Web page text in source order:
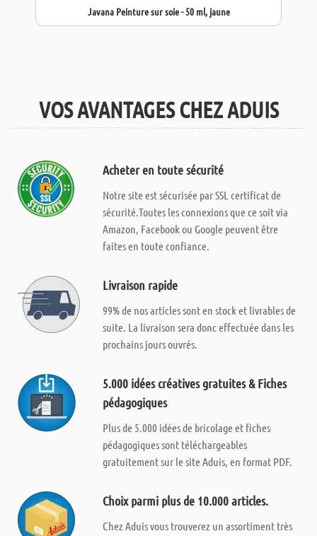
Javana Peinture sur soie - 50 ml, jaune
VOS AVANTAGES CHEZ ADUIS
Acheter en toute sécurité
Notre site est sécurisée par SSL certificat de
sécurité.Toutes les connexions que ce soit via
Amazon, Facebook ou Google peuvent être
faites en toute confiance.
Livraison rapide
99% de nos articles sont en stock et livrables de
suite. La livraison sera donc effectuée dans les
prochains jours ouvrés.
5.000 idées créatives gratuites & Fiches
pédagogiques
Plus de 5.000 idées de bricolage et fiches
pédagogiques sont téléchargeables
gratuitement sur le site Aduis, en format PDF.
Choix parmi plus de 10.000 articles.
Chez Aduis vous trouverez un assortiment très